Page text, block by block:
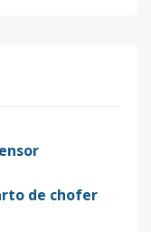
de chofer